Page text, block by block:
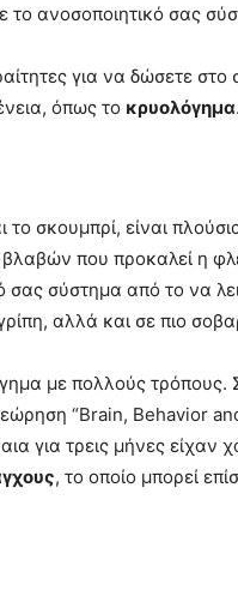
το ανοσοποιητικό σας
για να δώσετε
όπως το κρυολόγημα.
σκουμπρί, είναι
που προκαλεί η
σας σύστημα από το να
αλλά και σε πιο
με πολλούς τρόπους.
“Brain, Behavior
για τρεις μήνες είχαν
, το οποίο μπορεί